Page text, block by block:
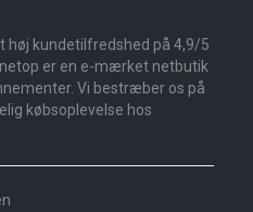
høj kundetilfredshed på 4,9/5
er en e-mærket netbutik
Vi bestræber os på
købsoplevelse hos